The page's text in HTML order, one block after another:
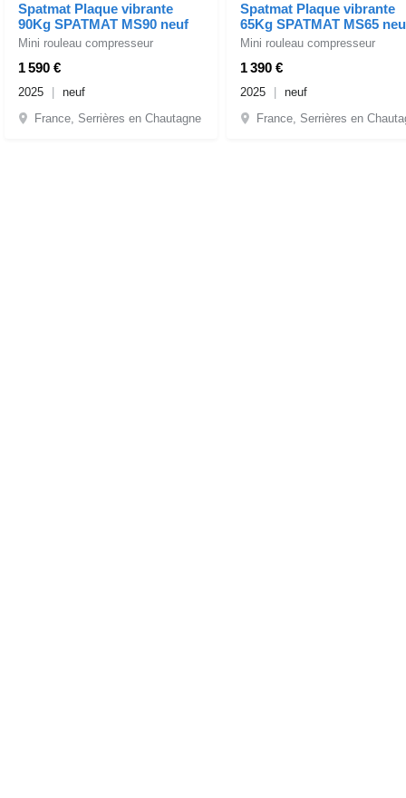
Spatmat Plaque vibrante
90Kg SPATMAT MS90 neuf
1 590 €
Mini rouleau compresseur
2025
neuf
France, Serrières en Chautagne
Spatmat Plaque vibrante
65Kg SPATMAT MS65
1 390 €
Mini rouleau compresseur
2025
neuf
France, Serrières en